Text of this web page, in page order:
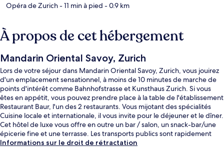
Opéra de Zurich- 11 min à pied - 0.9 km
À propos de cet hébergement
Mandarin Oriental Savoy, Zurich
Lors de votre séjour dans Mandarin Oriental Savoy, Zurich, vous jouirez
d'un emplacement sensationnel, à moins de 10 minutes de marche de
points d'intérêt comme Bahnhofstrasse et Kunsthaus Zurich. Si vous
êtes en appétit, vous pouvez prendre place à la table de l'établissement
Restaurant Baur, l'un des 2 restaurants. Vous mijotant des spécialités
Cuisine locale et internationale, il vous invite pour le déjeuner et le dîner.
Cet hôtel de luxe vous offre en outre un bar / salon, un snack-bar/une
épicerie fine et une terrasse. Les transports publics sont rapidement
accessibles à pied : Arrêt de tram Paradeplatz se situe à quelques pas et
Informations sur le droit de rétractation